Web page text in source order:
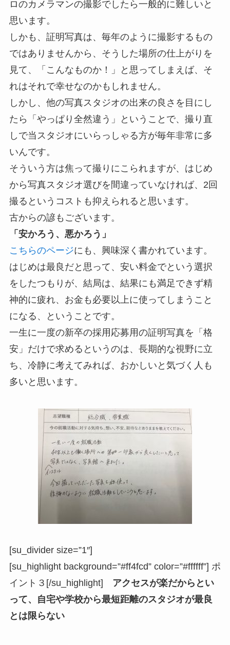
ロのカメラマンの撮影でしたら一般的に難しいと
思います。
しかも、証明写真は、毎年のように撮影するもの
ではありませんから、そうした場所の仕上がりを
見て、「こんなものか！」と思ってしまえば、そ
れはそれで幸せなのかもしれません。
しかし、他の写真スタジオの出来の良さを目にし
たら「やっぱり全然違う」ということで、撮り直
しで当スタジオにいらっしゃる方が毎年非常に多
いんです。
そういう方は焦って撮りにこられますが、はじめ
から写真スタジオ選びを間違っていなければ、2回
撮るというコストも抑えられると思います。
古からの諺もございます。
「安かろう、悪かろう」
こちらのページにも、興味深く書かれています。
はじめは最良だと思って、安い料金でという選択
をしたつもりが、結局は、結果にも満足できず精
神的に疲れ、お金も必要以上に使ってしまうこと
になる、ということです。
一生に一度の新卒の採用応募用の証明写真を「格
安」だけで求めるというのは、長期的な視野に立
ち、冷静に考えてみれば、おかしいと気づく人も
多いと思います。
[su_divider size=”1″]
[su_highlight background=”#ff4fcd” color=”#ffffff”] ポ
イント３[/su_highlight] アクセスが楽だからとい
って、自宅や学校から最短距離のスタジオが最良
とは限らない